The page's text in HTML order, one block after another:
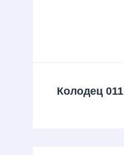
Колодец 011